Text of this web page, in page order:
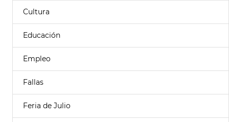
Cultura
Educación
Empleo
Fallas
Feria de Julio